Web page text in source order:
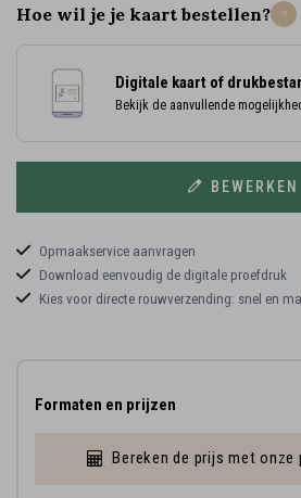
Hoe wil je je kaart bestellen?
Digitale kaart of
Bekijk de aanvullende
BEWERKEN
Opmaakservice aanvragen
Download eenvoudig de digitale proefdruk
Kies voor directe rouwverzending: snel en
Formaten en prijzen
Bereken de prijs met